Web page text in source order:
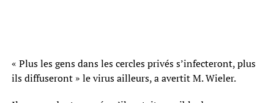
« Plus les gens dans les cercles privés s’infecteront, plus
ils diffuseront » le virus ailleurs, a avertit M. Wieler.